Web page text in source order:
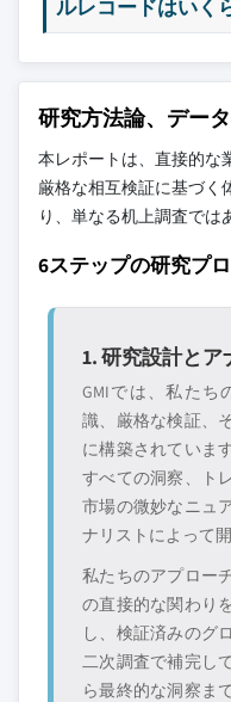
ルレコードはいく
研究方法論、デー
本レポートは、直接的な
厳格な相互検証に基づく
り、単なる机上調査では
6ステップの研究プ
1. 研究設計と
GMIでは、私たち
識、厳格な検証、
に構築されていま
すべての洞察、ト
市場の微妙なニュ
ナリストによって
私たちのアプロー
の直接的な関わり
し、検証済みのグ
二次調査で補完し
ら最終的な洞察ま